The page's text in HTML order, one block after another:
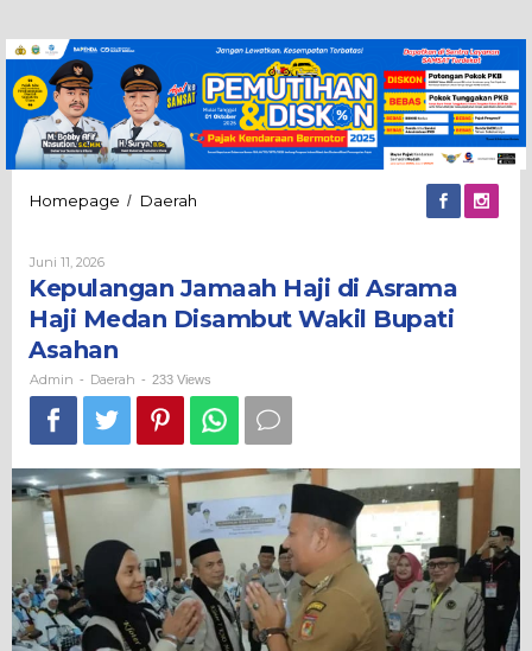
Homepage / Daerah
Asrama
Haji
Medan
Bupati
Asahan
Juni 11, 2026Oleh
Kepulangan Jamaah Haji di Asrama
Haji Medan Disambut Wakil Bupati
Asahan
Admin - Daerah - 233 Views